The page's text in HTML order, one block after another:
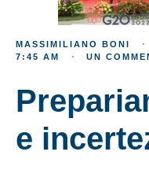
MASSIMILIANO BONI
7:45 AM
UN
e